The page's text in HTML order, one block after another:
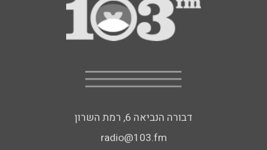
דבורה הנביאה 6, רמת השרון
radio@103.fm